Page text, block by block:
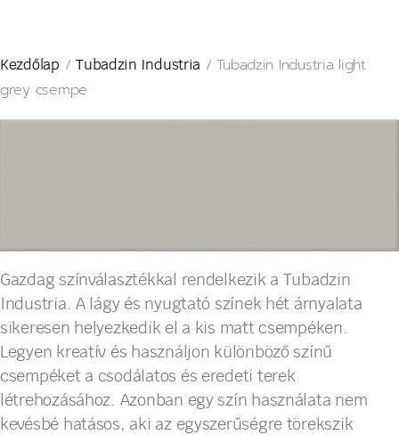
Kezdőlap /Tubadzin Industria / Tubadzin Industria light
grey csempe
Gazdag színválasztékkal rendelkezik a Tubadzin
Industria. A lágy és nyugtató színek hét árnyalata
sikeresen helyezkedik el a kis matt csempéken.
Legyen kreatív és használjon különböző színű
csempéket a csodálatos és eredeti terek
létrehozásához. Azonban egy szín használata nem
kevésbé hatásos, aki az egyszerűségre törekszik